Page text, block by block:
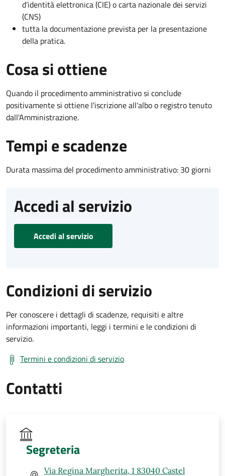
d’identità elettronica (CIE) o carta nazionale dei servizi
(CNS)
tutta la documentazione prevista per la presentazione
della pratica.
Cosa si ottiene
Quando il procedimento amministrativo si conclude
positivamente si ottiene l'iscrizione all'albo o registro tenuto
dall'Amministrazione.
Tempi e scadenze
Durata massima del procedimento amministrativo: 30 giorni
Accedi al servizio
Accedi al servizio
Condizioni di servizio
Per conoscere i dettagli di scadenze, requisiti e altre
informazioni importanti, leggi i termini e le condizioni di
servizio.
Termini e condizioni di servizio
Contatti
Segreteria
Via Regina Margherita, 1 83040 Castel